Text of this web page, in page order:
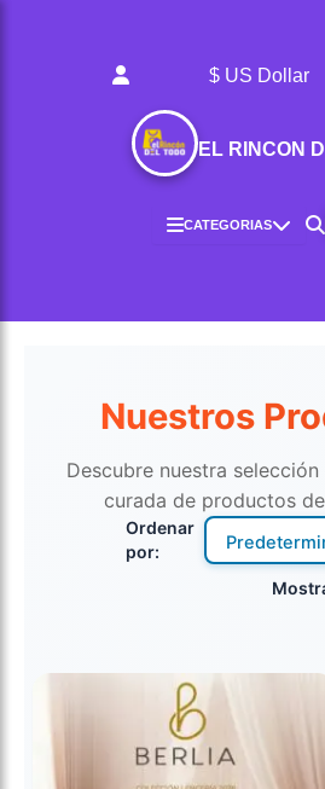
$ US Dollar
EL RINCON
CATEGORIAS
Nuestros
Descubre nuestra
curada de productos
Ordenar
por: